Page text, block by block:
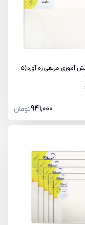
بوم دانش آموزی مربعی ره آورد(5
941,000تومان